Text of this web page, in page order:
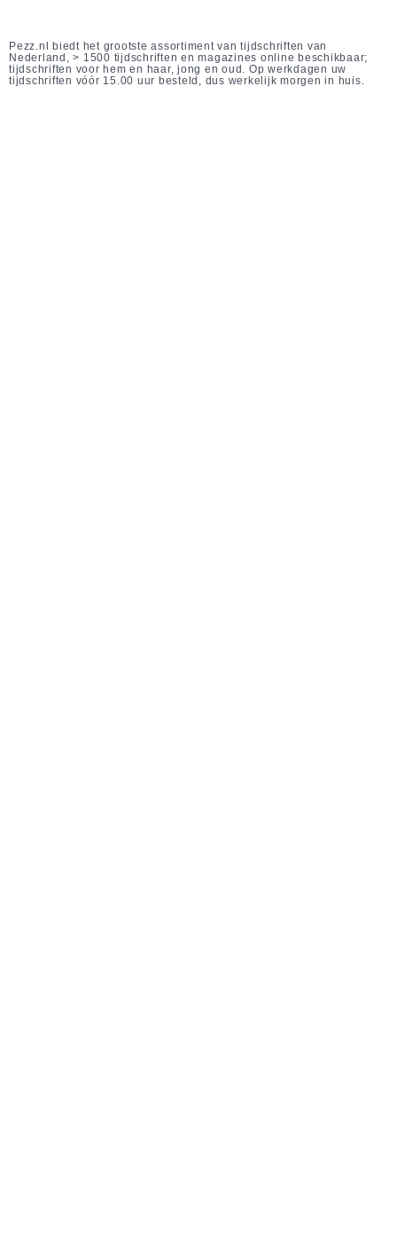
Pezz.nl biedt het grootste assortiment van tijdschriften van
Nederland, > 1500 tijdschriften en magazines online beschikbaar;
tijdschriften voor hem en haar, jong en oud. Op werkdagen uw
tijdschriften vóór 15.00 uur besteld, dus werkelijk morgen in huis.